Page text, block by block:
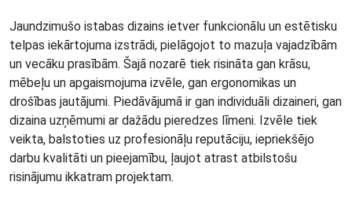
Jaundzimušo istabas dizains ietver funkcionālu un estētisku
telpas iekārtojuma izstrādi, pielāgojot to mazuļa vajadzībām
un vecāku prasībām. Šajā nozarē tiek risināta gan krāsu,
mēbeļu un apgaismojuma izvēle, gan ergonomikas un
drošības jautājumi. Piedāvājumā ir gan individuāli dizaineri, gan
dizaina uzņēmumi ar dažādu pieredzes līmeni. Izvēle tiek
veikta, balstoties uz profesionāļu reputāciju, iepriekšējo
darbu kvalitāti un pieejamību, ļaujot atrast atbilstošu
risinājumu ikkatram projektam.